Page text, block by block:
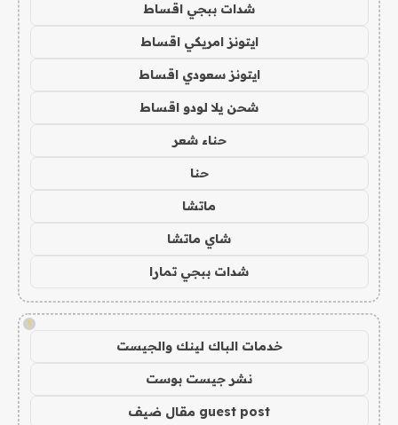
شدات ببجي اقساط
ايتونز امريكي اقساط
ايتونز سعودي اقساط
شحن يلا لودو اقساط
حناء شعر
حنا
ماتشا
شاي ماتشا
شدات ببجي تمارا
!
خدمات الباك لينك والجيست
نشر جيست بوست
guest post مقال ضيف